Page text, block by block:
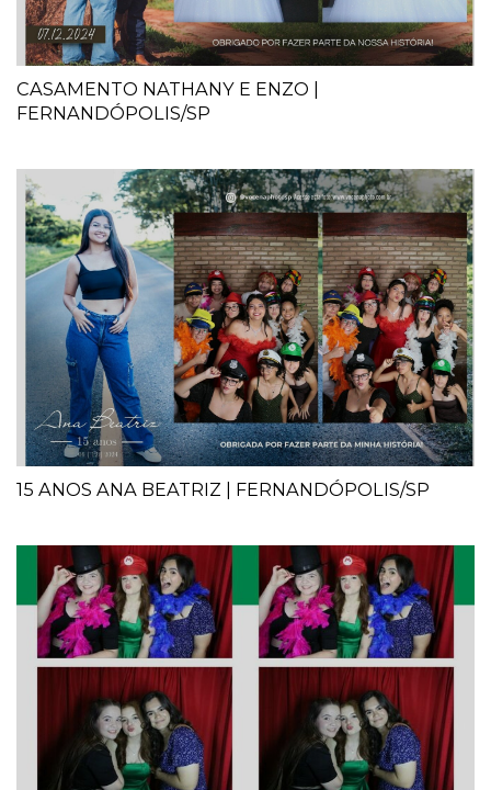
CASAMENTO NATHANY E ENZO |
FERNANDÓPOLIS/SP
15 ANOS ANA BEATRIZ | FERNANDÓPOLIS/SP